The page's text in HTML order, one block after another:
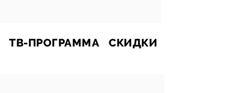
ТВ-ПРОГРАММА СКИДКИ